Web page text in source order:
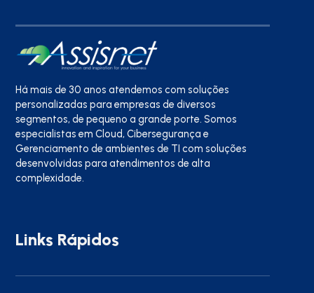
Há mais de 30 anos atendemos com soluções
personalizadas para empresas de diversos
segmentos, de pequeno a grande porte. Somos
especialistas em Cloud, Cibersegurança e
Gerenciamento de ambientes de TI com soluções
desenvolvidas para atendimentos de alta
complexidade.
Links Rápidos